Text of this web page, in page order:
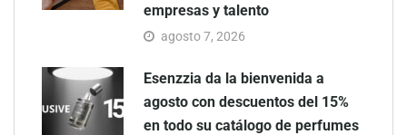
empresas y talento
agosto 7, 2026
Esenzzia da la bienvenida a
agosto con descuentos del 15%
en todo su catálogo de perfumes